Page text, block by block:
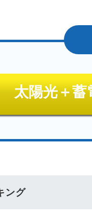
太陽光＋蓄
ング